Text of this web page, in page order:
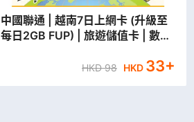
中國聯通 | 越南7日上網卡 (升級至
每日2GB FUP) | 旅遊儲值卡 | 數據
HKD98 HKD 33+